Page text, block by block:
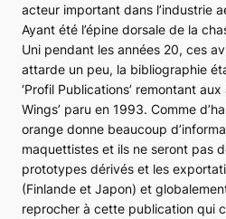
acteur important dans l’industrie
Ayant été l’épine dorsale de la
Uni pendant les années 20, ces
attarde un peu, la bibliographie
‘Profil Publications’ remontant
Wings’ paru en 1993. Comme
orange donne beaucoup
maquettistes et ils ne seront pas
prototypes dérivés et les
(Finlande et Japon) et
reprocher à cette publication qui